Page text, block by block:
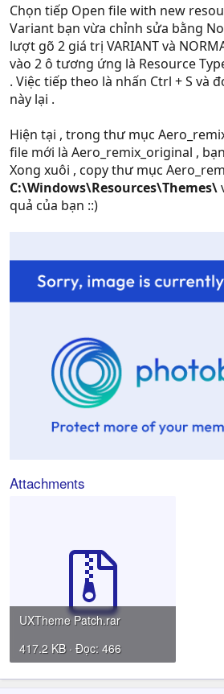
Chọn tiếp Open file with new
Variant bạn vừa chỉnh sửa bằng
lượt gõ 2 giá trị VARIANT và
vào 2 ô tương ứng là Resource
. Việc tiếp theo là nhấn Ctrl + S và
này lại .
Hiện tại , trong thư mục
file mới là Aero_remix_original ,
Xong xuôi , copy thư mục
C:\Windows\Resources\Themes\
quả của bạn ::)
Attachments
UXTheme Patch.rar
417.2 KB · Đọc: 466